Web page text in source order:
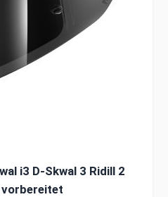
i3 D-Skwal 3 Ridill 2
vorbereitet